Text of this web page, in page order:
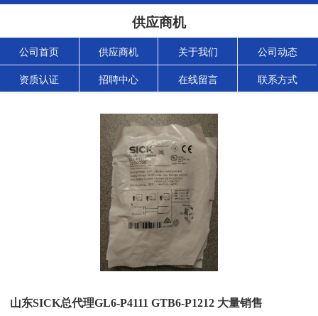
供应商机
公司首页 供应商机 关于我们 公司动态
资质认证 招聘中心 在线留言 联系方式
山东SICK总代理GL6-P4111 GTB6-P1212 大量销售